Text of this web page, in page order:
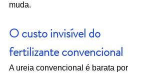
muda.
O custo invisível do
fertilizante convencional
A ureia convencional é barata por